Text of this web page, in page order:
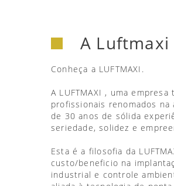
A Luftmaxi
Conheça a LUFTMAXI.
A LUFTMAXI , uma
profissionais renomados
de 30 anos de sólida
seriedade, solidez e
Esta é a filosofia da
custo/beneficio na
industrial e controle